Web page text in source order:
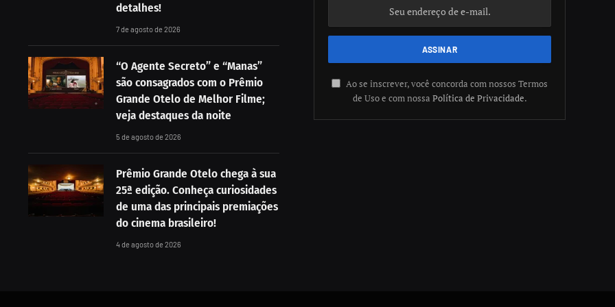
detalhes!
7 de agosto de 2026
“O Agente Secreto” e “Manas”
são consagrados com o Prêmio
Grande Otelo de Melhor Filme;
veja destaques da noite
5 de agosto de 2026
Prêmio Grande Otelo chega à sua
25ª edição. Conheça curiosidades
de uma das principais premiações
do cinema brasileiro!
4 de agosto de 2026
Ao se inscrever, você concorda com nossos Termos
de Uso e com nossa Política de Privacidade.